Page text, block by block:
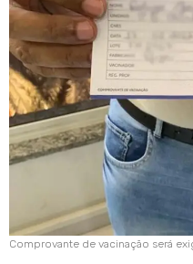
Comprovante de vacinação será